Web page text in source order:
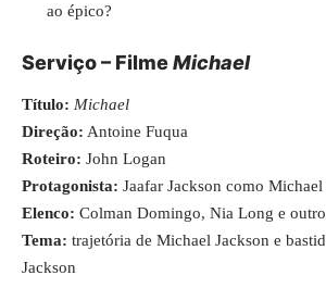
ao épico?
Serviço – FilmeMichael
Título: Michael
Direção: Antoine Fuqua
Roteiro: John Logan
Protagonista: Jaafar Jackson como Michael
Elenco: Colman Domingo, Nia Long e
Tema: trajetória de Michael Jackson e
Jackson